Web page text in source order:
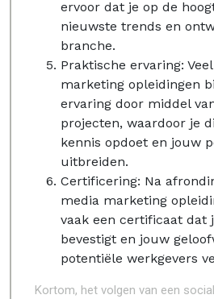
ervoor dat je op de
nieuwste trends en
branche.
Praktische ervaring:
marketing opleidingen
ervaring door middel
projecten, waardoor je
kennis opdoet en jouw
uitbreiden.
Certificering: Na
media marketing
vaak een certificaat dat
bevestigt en jouw
potentiële werkgevers
Kortom, het volgen van een